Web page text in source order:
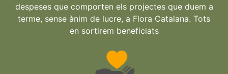
despeses que comporten els projectes que duem a
terme, sense ànim de lucre, a Flora Catalana. Tots
en sortirem beneficiats